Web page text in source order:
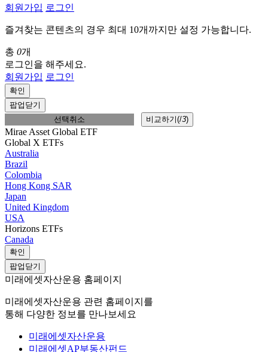
회원가입 로그인
즐겨찾는 콘텐츠의 경우 최대 10개까지만 설정 가능합니다.
총 0개
로그인을 해주세요.
회원가입 로그인
확인
팝업닫기
선택취소
비교하기(/3)
Mirae Asset Global ETF
Global X ETFs
Australia
Brazil
Colombia
Hong Kong SAR
Japan
United Kingdom
USA
Horizons ETFs
Canada
확인
팝업닫기
미래에셋자산운용 홈페이지
미래에셋자산운용 관련 홈페이지를
통해 다양한 정보를 만나보세요
미래에셋자산운용
미래에셋AP부동산펀드